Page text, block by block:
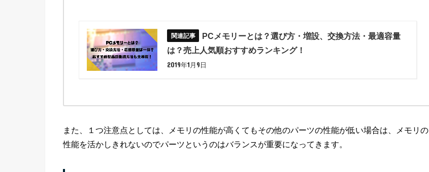
PCメモリーとは？選び方・増設、交換方法・最適容量
は？売上人気順おすすめランキング！
2019年1月9日
また、１つ注意点としては、メモリの性能が高くてもその他のパーツの性能が低い場合は、メモリの
性能を活かしきれないのでパーツというのはバランスが重要になってきます。